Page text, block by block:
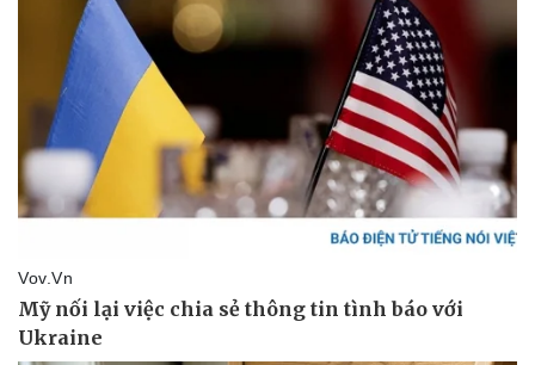
Thể thao
Bóng đá
Lịch thi đấu bóng đá
Thế giới thể thao
eSports
Ô tô - Xe máy
Ô tô
Xe máy
Tư vấn